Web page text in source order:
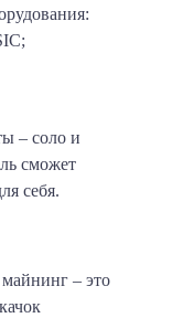
– соло и
сможет
себя.
– это